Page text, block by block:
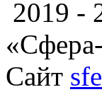
2019 -
Сайт